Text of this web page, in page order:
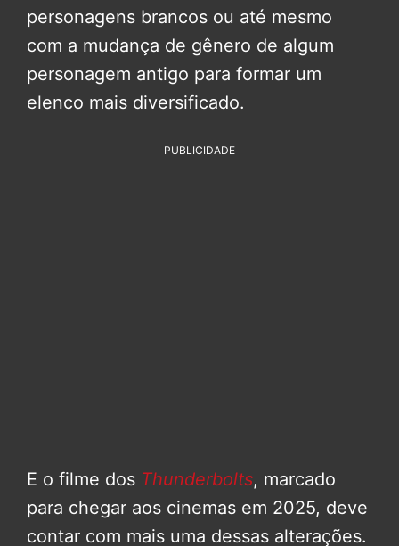
personagens brancos ou até mesmo
com a mudança de gênero de algum
personagem antigo para formar um
elenco mais diversificado.
PUBLICIDADE
E o filme dos Thunderbolts, marcado
para chegar aos cinemas em 2025, deve
contar com mais uma dessas alterações.